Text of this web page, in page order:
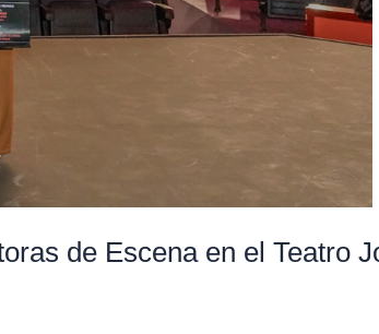
de Escena en el Teatro